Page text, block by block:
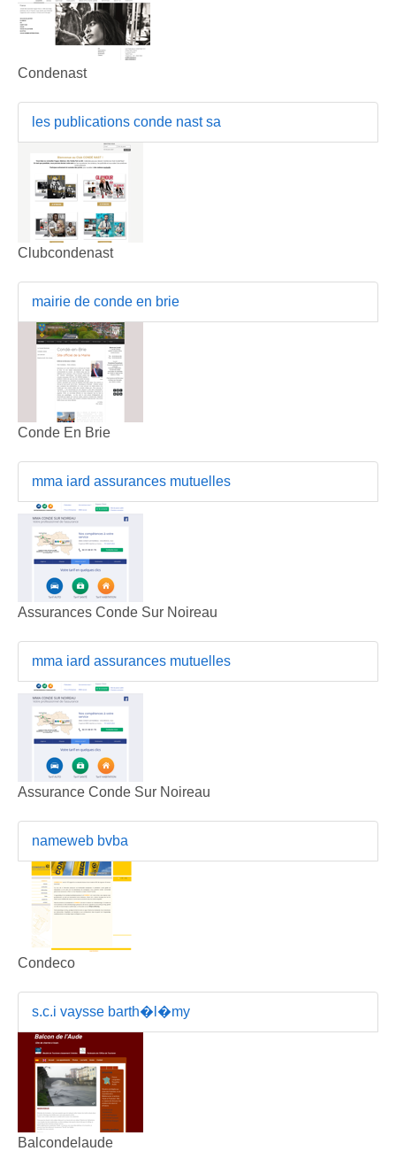
Condenast
les publications conde nast sa
Clubcondenast
mairie de conde en brie
Conde En Brie
mma iard assurances mutuelles
Assurances Conde Sur Noireau
mma iard assurances mutuelles
Assurance Conde Sur Noireau
nameweb bvba
Condeco
s.c.i vaysse barth�l�my
Balcondelaude